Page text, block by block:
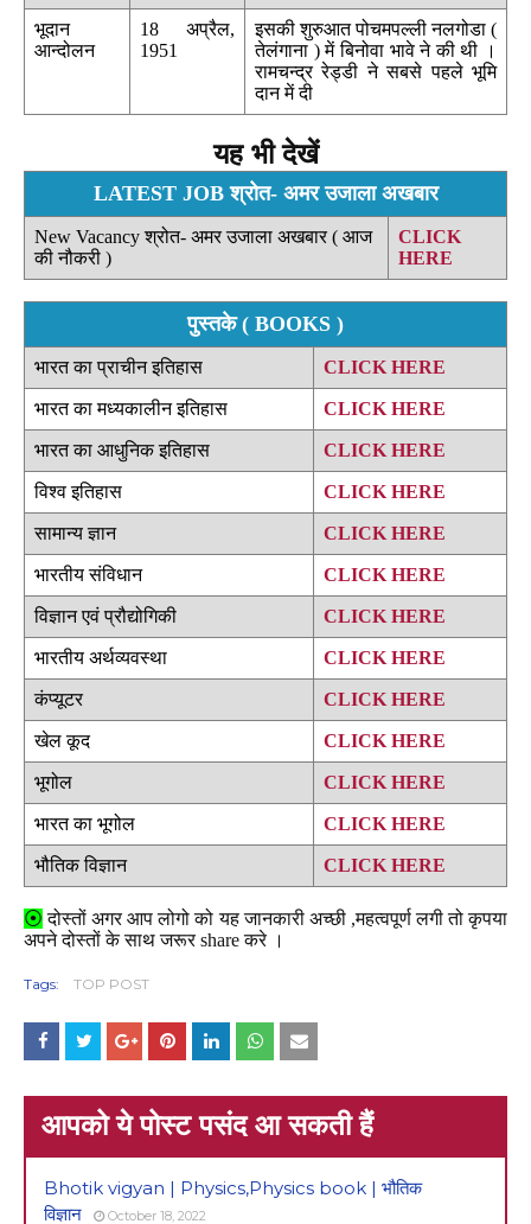
भूदान
आन्दोलन
18 अप्रैल,
1951
इसकी शुरुआत पोचमपल्ली नलगोडा (
तेलंगाना ) में बिनोवा भावे ने की थी ।
रामचन्द्र रेड्डी ने सबसे पहले भूमि
दान में दी
यह भी देखें
LATEST JOB श्रोत- अमर उजाला अखबार
New Vacancy श्रोत- अमर उजाला अखबार ( आज
की नौकरी )
CLICK
HERE
पुस्तके ( BOOKS )
भारत का प्राचीन इतिहास CLICK HERE
भारत का मध्यकालीन इतिहास CLICK HERE
भारत का आधुनिक इतिहास CLICK HERE
विश्व इतिहास CLICK HERE
सामान्य ज्ञान CLICK HERE
भारतीय संविधान CLICK HERE
विज्ञान एवं प्रौद्योगिकी CLICK HERE
भारतीय अर्थव्यवस्था CLICK HERE
कंप्यूटर CLICK HERE
खेल कूद CLICK HERE
भूगोल CLICK HERE
भारत का भूगोल CLICK HERE
भौतिक विज्ञान CLICK HERE
⦿ दोस्तों अगर आप लोगो को यह जानकारी अच्छी ,महत्वपूर्ण लगी तो कृपया
अपने दोस्तों के साथ जरूर share करे ।
Tags: TOP POST
आपको ये पोस्ट पसंद आ सकती हैं
Bhotik vigyan | Physics,Physics book | भौतिक
विज्ञान
October 18, 2022